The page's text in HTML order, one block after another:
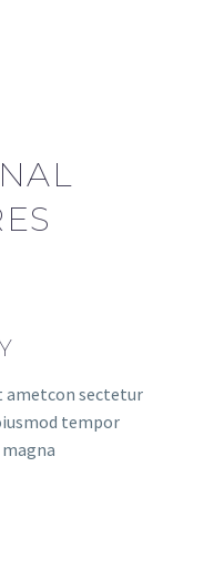
ametcon sectetur
tempor